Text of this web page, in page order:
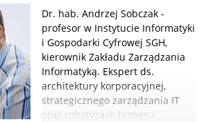
Dr. hab. Andrzej Sobczak -
profesor w Instytucie Informatyki
i Gospodarki Cyfrowej SGH,
kierownik Zakładu Zarządzania
Informatyką. Ekspert ds.
architektury korporacyjnej,
strategicznego zarządzania IT
oraz robotyzacji biznesu.